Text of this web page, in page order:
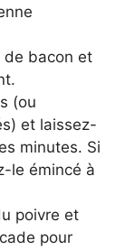
de bacon et
(ou
et laissez-
minutes. Si
le émincé à
poivre et
pour